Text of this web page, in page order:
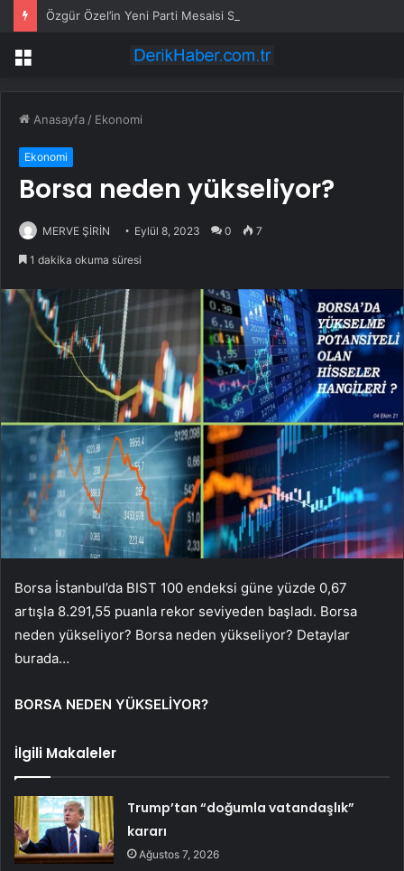
Menü
Anasayfa / Ekonomi
Ekonomi
Borsa neden yükseliyor?
MERVE ŞİRİN Eylül 8, 2023 0 7
1 dakika okuma süresi
Borsa İstanbul’da BIST 100 endeksi güne yüzde 0,67
artışla 8.291,55 puanla rekor seviyeden başladı. Borsa
neden yükseliyor? Borsa neden yükseliyor? Detaylar
burada…
BORSA NEDEN YÜKSELİYOR?
İlgili Makaleler
Trump’tan “doğumla vatandaşlık”
kararı
Ağustos 7, 2026